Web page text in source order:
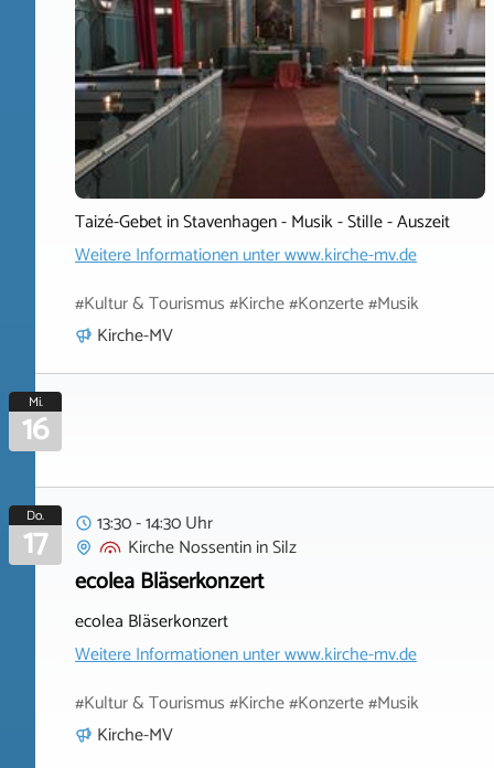
Taizé-Gebet in Stavenhagen - Musik - Stille - Auszeit
Weitere Informationen unterwww.kirche-mv.de
#Kultur & Tourismus #Kirche #Konzerte #Musik
Kirche-MV
Mi.
16
Do.
17
13:30 - 14:30 Uhr
Kirche NossentininSilz
ecolea Bläserkonzert
ecolea Bläserkonzert
Weitere Informationen unterwww.kirche-mv.de
#Kultur & Tourismus #Kirche #Konzerte #Musik
Kirche-MV